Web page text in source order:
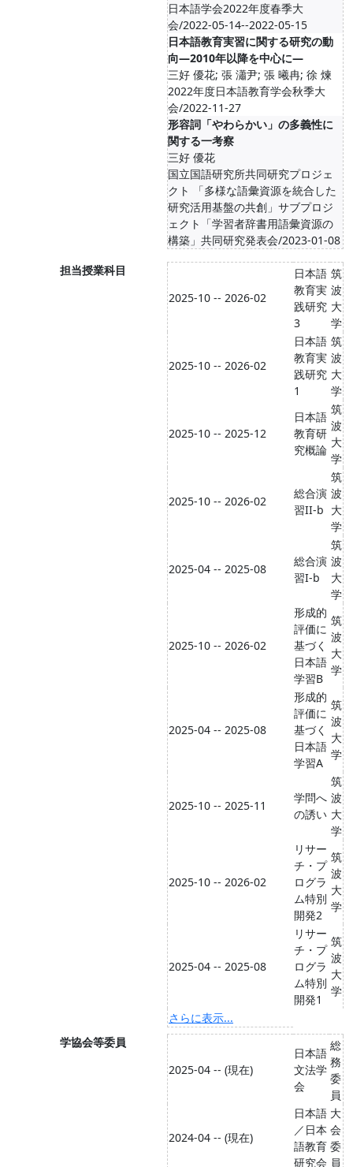
日本語学会2022年度春季大
会/2022-05-14--2022-05-15
日本語教育実習に関する研究の動
向―2010年以降を中心に―
三好 優花; 張 瀟尹; 張 曦冉; 徐 煉
2022年度日本語教育学会秋季大
会/2022-11-27
形容詞「やわらかい」の多義性に
関する一考察
三好 優花
国立国語研究所共同研究プロジェ
クト 「多様な語彙資源を統合した
研究活用基盤の共創」サブプロジ
ェクト「学習者辞書用語彙資源の
構築」共同研究発表会/2023-01-08
担当授業科目
2025-10 -- 2026-02
日本語
教育実
践研究
3
筑
波
大
学
2025-10 -- 2026-02
日本語
教育実
践研究
1
筑
波
大
学
2025-10 -- 2025-12
日本語
教育研
究概論
筑
波
大
学
2025-10 -- 2026-02
総合演
習II-b
筑
波
大
学
2025-04 -- 2025-08
総合演
習I-b
筑
波
大
学
2025-10 -- 2026-02
形成的
評価に
基づく
日本語
学習B
筑
波
大
学
2025-04 -- 2025-08
形成的
評価に
基づく
日本語
学習A
筑
波
大
学
2025-10 -- 2025-11
学問へ
の誘い
筑
波
大
学
2025-10 -- 2026-02
リサー
チ・プ
ログラ
ム特別
開発2
筑
波
大
学
2025-04 -- 2025-08
リサー
チ・プ
ログラ
ム特別
開発1
筑
波
大
学
さらに表示...
学協会等委員
2025-04 -- (現在)
日本語
文法学
会
総
務
委
員
2024-04 -- (現在)
日本語
／日本
語教育
研究会
大
会
委
員